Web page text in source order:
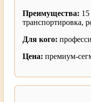
Преимущества:
транспортировка,
Для кого:
Цена: премиум-